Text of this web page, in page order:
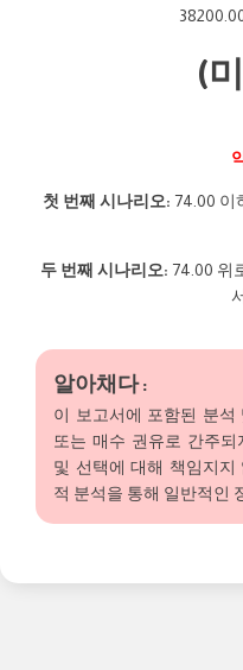
(
첫 번째 시나리오: 74.00 이
두 번째 시나리오: 74.00 위
알아채다 :
이 보고서에 포함된 분석
또는 매수 권유로 간주
및 선택에 대해 책임지지
적 분석을 통해 일반적인